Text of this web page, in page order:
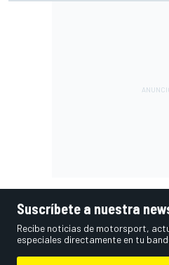
Suscríbete a nuestra
Recibe noticias de motorsport,
especiales directamente en tu